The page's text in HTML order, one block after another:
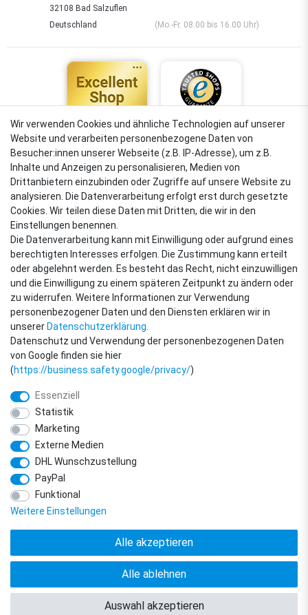
32108 Bad Salzuflen
Deutschland
(Mo.-Fr. 08.00 bis 16.00 Uhr)
4,88
Sehr gut
VERSANDARTEN
ZAHLUNGSARTEN
© Copyright 2018 - 2026 filter-direkt. Alle Rechte vorbehalten. / *Alle Preise
verstehen sich inkl. MwSt. und zzgl. Versandkosten.
Vertrag widerrufen
Wir verwenden Cookies und ähnliche Technologien auf unserer
Website und verarbeiten personenbezogene Daten von
Besucher:innen unserer Webseite (z.B. IP-Adresse), um z.B.
Inhalte und Anzeigen zu personalisieren, Medien von
Drittanbietern einzubinden oder Zugriffe auf unsere Website zu
analysieren. Die Datenverarbeitung erfolgt erst durch gesetzte
Cookies. Wir teilen diese Daten mit Dritten, die wir in den
Einstellungen benennen.
Die Datenverarbeitung kann mit Einwilligung oder aufgrund eines
berechtigten Interesses erfolgen. Die Zustimmung kann erteilt
oder abgelehnt werden. Es besteht das Recht, nicht einzuwilligen
und die Einwilligung zu einem späteren Zeitpunkt zu ändern oder
zu widerrufen. Weitere Informationen zur Verwendung
personenbezogener Daten und den Diensten erklären wir in
unserer Daten­schutz­erklärung
Datenschutz und Verwendung der personenbezogenen Daten
von Google finden sie hier
(https://business.safety.google/privacy/)
Essenziell
Statistik
Marketing
Externe Medien
DHL Wunschzustellung
PayPal
Funktional
Weitere Einstellungen
Alle akzeptieren
Alle ablehnen
Auswahl akzeptieren